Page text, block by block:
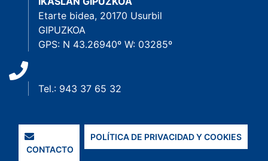
Etarte bidea, 20170 Usurbil
GIPUZKOA
GPS: N 43.26940º W: 03285º
Tel.: 943 37 65 32
CONTACTO
POLÍTICA DE PRIVACIDAD Y COOKIES